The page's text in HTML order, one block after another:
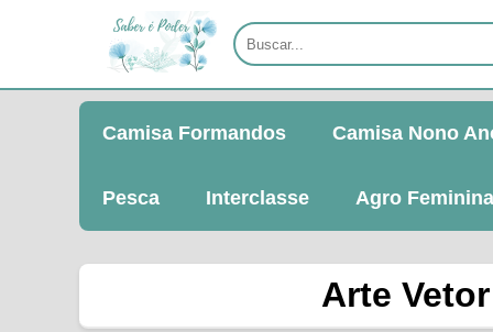
Camisa Formandos Camisa Nono
Pesca Interclasse Agro Feminina
Arte